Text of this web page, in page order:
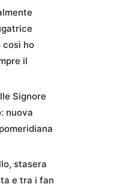
così ho
il
Signore
nuova
stasera
e tra i fan